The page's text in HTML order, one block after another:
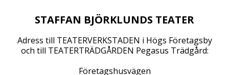
STAFFAN BJÖRKLUNDS TEATER
Adress till TEATERVERKSTADEN i Högs Företagsby
och till TEATERTRÄDGÅRDEN Pegasus Trädgård:
Företagshusvägen